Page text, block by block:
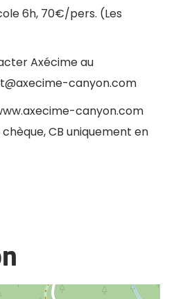
6h, 70€/pers. (Les
Axécime au
canyon.com
canyon.com
CB uniquement en